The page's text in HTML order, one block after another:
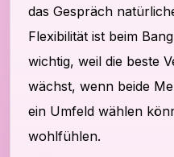
das Gespräch
Flexibilität ist beim
wichtig, weil die beste
wächst, wenn beide
ein Umfeld wählen
wohlfühlen.